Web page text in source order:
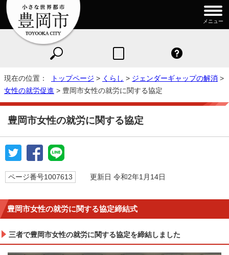
メニュー
現在の位置： トップページ > くらし > ジェンダーギャップの解消 >
女性の就労促進 > 豊岡市女性の就労に関する協定
豊岡市女性の就労に関する協定
ページ番号1007613 更新日 令和2年1月14日
豊岡市女性の就労に関する協定締結式
三者で豊岡市女性の就労に関する協定を締結しました